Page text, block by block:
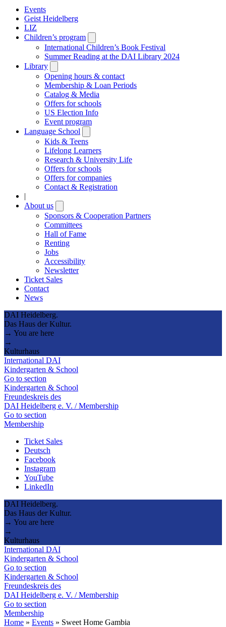
Events
Geist Heidelberg
LIZ
Children’s program
submenu
International Children’s Book Festival
Summer Reading at the DAI Library 2024
Library
submenu
Opening hours & contact
Membership & Loan Periods
Catalog & Media
Offers for schools
US Election Info
Event program
Language School
submenu
Kids & Teens
Lifelong Learners
Research & University Life
Offers for schools
Offers for companies
Contact & Registration
|
About us
submenu
Sponsors & Cooperation Partners
Committees
Hall of Fame
Renting
Jobs
Accessibility
Newsletter
Ticket Sales
Contact
News
DAI Heidelberg.
Das Haus der Kultur.
→ You are here
→
Kulturhaus
International DAI
Kindergarten & School
Go to section
Kindergarten & School
Freundeskreis des
DAI Heidelberg e. V. / Membership
Go to section
Membership
Ticket Sales
Deutsch
Facebook
Instagram
YouTube
LinkedIn
DAI Heidelberg.
Das Haus der Kultur.
→ You are here
→
Kulturhaus
International DAI
Kindergarten & School
Go to section
Kindergarten & School
Freundeskreis des
DAI Heidelberg e. V. / Membership
Go to section
Membership
Home » Events » Sweet Home Gambia